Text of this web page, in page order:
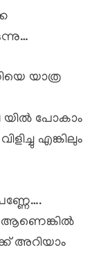
യാത്ര
യിൽ പോകാം
എങ്കിലും
ആണെങ്കിൽ
അറിയാം